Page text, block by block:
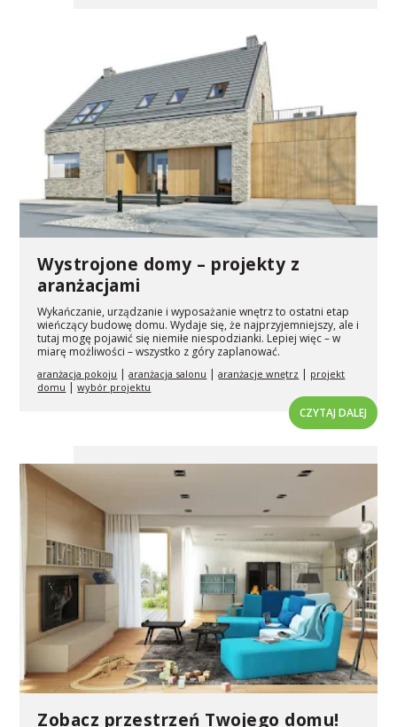
Wystrojone domy – projekty z
aranżacjami
Wykańczanie, urządzanie i wyposażanie wnętrz to ostatni etap
wieńczący budowę domu. Wydaje się, że najprzyjemniejszy, ale i
tutaj mogę pojawić się niemiłe niespodzianki. Lepiej więc – w
miarę możliwości – wszystko z góry zaplanować.
aranżacja pokoju |aranżacja salonu |aranżacje wnętrz | projekt
domu |wybór projektu
CZYTAJ DALEJ
Zobacz przestrzeń Twojego domu!